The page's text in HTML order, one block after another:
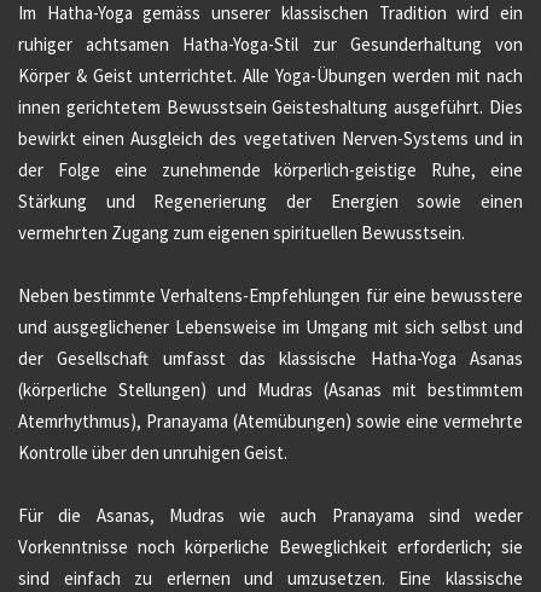
Im Hatha-Yoga gemäss unserer klassischen Tradition wird ein
ruhiger achtsamen Hatha-Yoga-Stil zur Gesunderhaltung von
Körper & Geist unterrichtet. Alle Yoga-Übungen werden mit nach
innen gerichtetem Bewusstsein Geisteshaltung ausgeführt. Dies
bewirkt einen Ausgleich des vegetativen Nerven-Systems und in
der Folge eine zunehmende körperlich-geistige Ruhe, eine
Stärkung und Regenerierung der Energien sowie einen
vermehrten Zugang zum eigenen spirituellen Bewusstsein.
Neben bestimmte Verhaltens-Empfehlungen für eine bewusstere
und ausgeglichener Lebensweise im Umgang mit sich selbst und
der Gesellschaft umfasst das klassische Hatha-Yoga Asanas
(körperliche Stellungen) und Mudras (Asanas mit bestimmtem
Atemrhythmus), Pranayama (Atemübungen) sowie eine vermehrte
Kontrolle über den unruhigen Geist.
Für die Asanas, Mudras wie auch Pranayama sind weder
Vorkenntnisse noch körperliche Beweglichkeit erforderlich; sie
sind einfach zu erlernen und umzusetzen. Eine klassische